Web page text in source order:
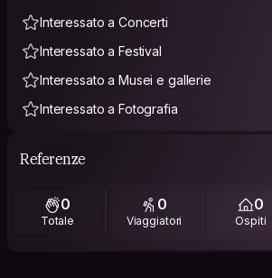
Interessato a Concerti
Interessato a Festival
Interessato a Musei e gallerie
Interessato a Fotografia
Referenze
0
Totale
0
Viaggiatori
0
Ospiti